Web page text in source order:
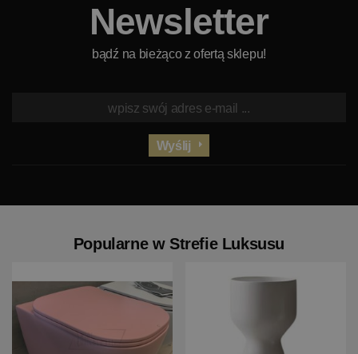
Newsletter
bądź na bieżąco z ofertą sklepu!
Wyślij
Popularne w Strefie Luksusu